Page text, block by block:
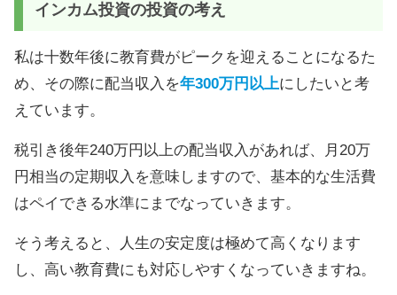
インカム投資の投資の考え
私は十数年後に教育費がピークを迎えることになるた
め、その際に配当収入を年300万円以上にしたいと考
えています。
税引き後年240万円以上の配当収入があれば、月20万
円相当の定期収入を意味しますので、基本的な生活費
はペイできる水準にまでなっていきます。
そう考えると、人生の安定度は極めて高くなります
し、高い教育費にも対応しやすくなっていきますね。